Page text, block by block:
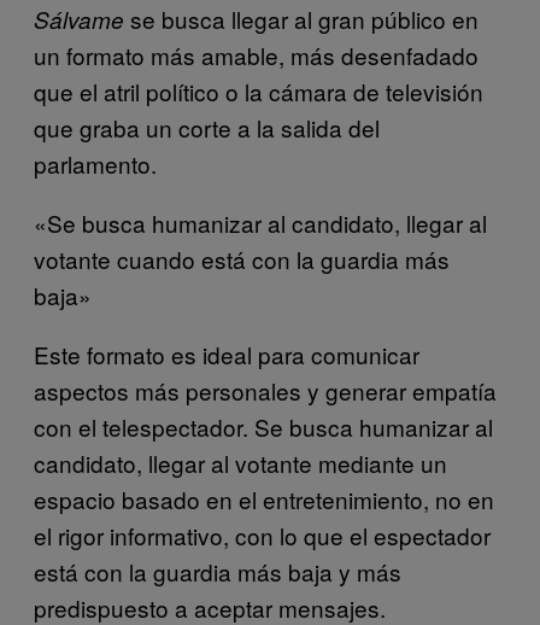
Sálvame se busca llegar al gran público en
un formato más amable, más desenfadado
que el atril político o la cámara de televisión
que graba un corte a la salida del
parlamento.
«Se busca humanizar al candidato, llegar al
votante cuando está con la guardia más
baja»
Este formato es ideal para comunicar
aspectos más personales y generar empatía
con el telespectador. Se busca humanizar al
candidato, llegar al votante mediante un
espacio basado en el entretenimiento, no en
el rigor informativo, con lo que el espectador
está con la guardia más baja y más
predispuesto a aceptar mensajes.